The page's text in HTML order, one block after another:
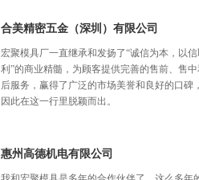
合美精密五金（深圳）有限公司
宏聚模具厂一直继承和发扬了“诚信为本，以信
利”的商业精髓，为顾客提供完善的售前、售
后服务，赢得了广泛的市场美誉和良好的口碑
因此在这一行里脱颖而出。
惠州高德机电有限公司